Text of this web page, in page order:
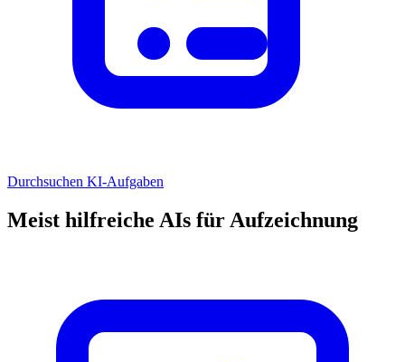
Durchsuchen KI-Aufgaben
Meist hilfreiche AIs für Aufzeichnung